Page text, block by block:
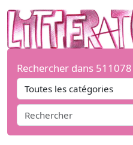
Rechercher dans